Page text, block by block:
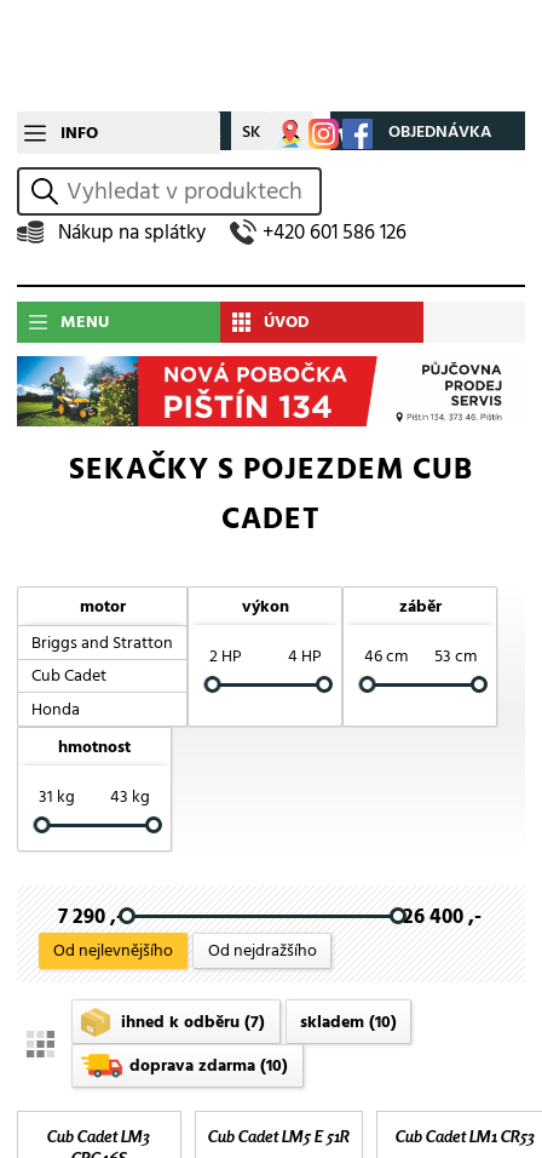
INFO CZ SK Můj účet OBJEDNÁVKA
vyhledat
Nákup na splátky +420 601 586 126
MENU ÚVOD
SEKAČKY S POJEZDEM CUB
CADET
motor
Briggs and Stratton
Cub Cadet
Honda
výkon
2 HP
4 HP
záběr
46 cm
53 cm
hmotnost
31 kg
43 kg
7 290 ,- 26 400 ,-
Od nejlevnějšího Od nejdražšího
ihned k odběru(7) skladem(10)
doprava zdarma(10)
Cub Cadet LM3
Cub Cadet LM5 E 51R Cub Cadet LM1 CR53